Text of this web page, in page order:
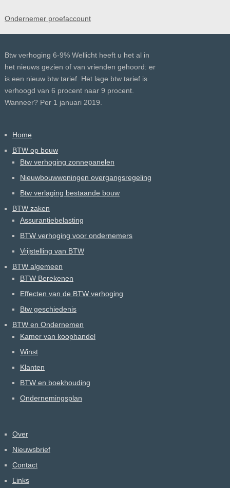
Ondernemer proefaccount
Btw verhoging 6-9% Wellicht heeft u het al in
het nieuws gezien of van vrienden gehoord: er
is een nieuw btw tarief. Het lage btw tarief is
verhoogd van 6 procent naar 9 procent.
Wanneer? Per 1 januari 2019.
Home
BTW op bouw
Btw verhoging zonnepanelen
Nieuwbouwwoningen overgangsregeling
Btw verlaging bestaande bouw
BTW zaken
Assurantiebelasting
BTW verhoging voor ondernemers
Vrijstelling van BTW
BTW algemeen
BTW Berekenen
Effecten van de BTW verhoging
Btw geschiedenis
BTW en Ondernemen
Kamer van koophandel
Winst
Klanten
BTW en boekhouding
Ondernemingsplan
Over
Nieuwsbrief
Contact
Links